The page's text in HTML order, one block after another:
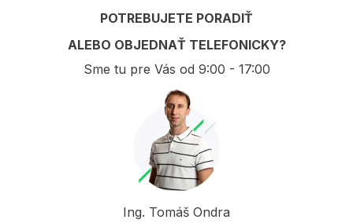
POTREBUJETE PORADIŤ
ALEBO OBJEDNAŤ TELEFONICKY?
Sme tu pre Vás od 9:00 - 17:00
Ing. Tomáš Ondra